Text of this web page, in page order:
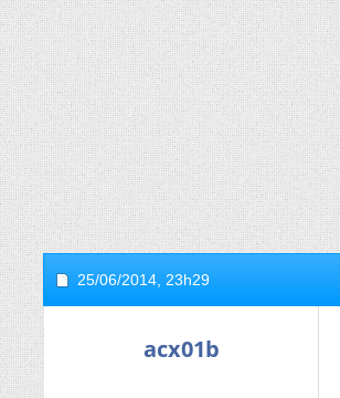
25/06/2014, 23h29
acx01b